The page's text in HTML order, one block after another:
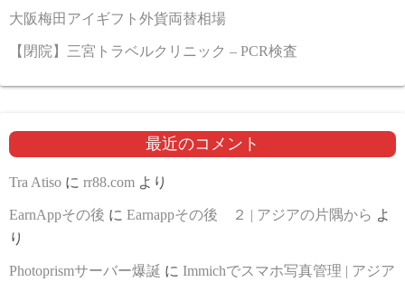
大阪梅田アイギフト外貨両替相場
【閉院】三宮トラベルクリニック – PCR検査
最近のコメント
Tra Atiso に rr88.com より
EarnAppその後 に Earnappその後 ２ | アジアの片隅から よ
り
Photoprismサーバー爆誕 に Immichでスマホ写真管理 | アジア